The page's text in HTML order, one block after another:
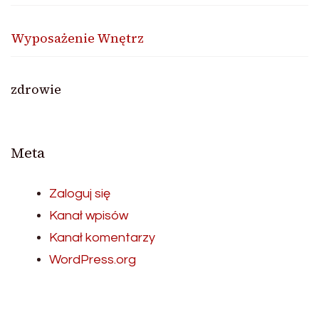
Wyposażenie Wnętrz
zdrowie
Meta
Zaloguj się
Kanał wpisów
Kanał komentarzy
WordPress.org